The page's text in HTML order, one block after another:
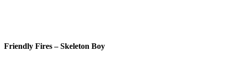
Friendly Fires – Skeleton Boy